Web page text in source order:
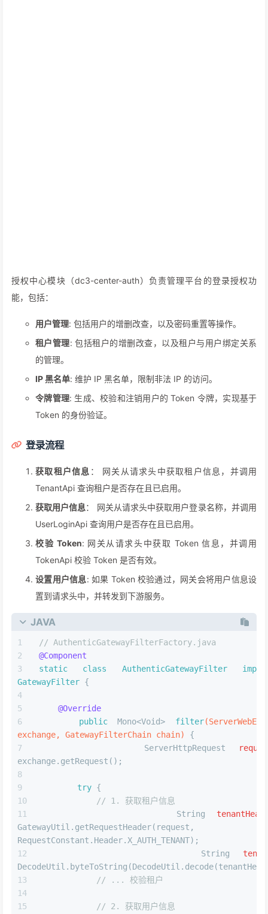
授权中心模块（dc3-center-auth）负责管理平台的登录授权功
能，包括：
用户管理: 包括用户的增删改查，以及密码重置等操作。
租户管理: 包括租户的增删改查，以及租户与用户绑定关系
的管理。
IP 黑名单: 维护 IP 黑名单，限制非法 IP 的访问。
令牌管理: 生成、校验和注销用户的 Token 令牌，实现基于
Token 的身份验证。
登录流程
获取租户信息 ： 网关从请求头中获取租户信息，并调用
TenantApi 查询租户是否存在且已启用。
获取用户信息： 网关从请求头中获取用户登录名称，并调用
UserLoginApi 查询用户是否存在且已启用。
校验 Token: 网关从请求头中获取 Token 信息，并调用
TokenApi 校验 Token 是否有效。
设置用户信息: 如果 Token 校验通过，网关会将用户信息设
置到请求头中，并转发到下游服务。
JAVA
// AuthenticGatewayFilterFactory.java
@Component
static
class AuthenticGatewayFilter
GatewayFilter {
@Override
public Mono<Void> filter
exchange, GatewayFilterChain chain)
{
ServerHttpRequest
exchange.getRequest();
try {
// 1. 获取租户信息
String
GatewayUtil.getRequestHeader(request,
RequestConstant.Header.X_AUTH_TENANT);
String
// ... 校验租户
// 2. 获取用户信息